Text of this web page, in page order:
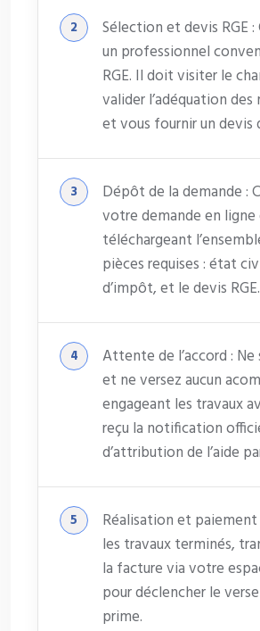
Sélection et devis RGE
un professionnel
RGE. Il doit visiter le
valider l’adéquation des
et vous fournir un devis
Dépôt de la demande :
votre demande en ligne
téléchargeant
pièces requises : état
d’impôt, et le devis RGE.
Attente de l’accord : Ne
et ne versez aucun
engageant les travaux
reçu la notification
d’attribution de l’aide
Réalisation et
les travaux terminés,
la facture via votre
pour déclencher le
prime.